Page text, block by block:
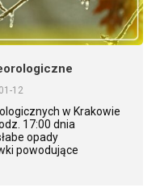
12
w Krakowie
17:00 dnia
opady
powodujące